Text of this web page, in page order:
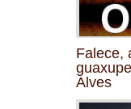
Falece,
Alves